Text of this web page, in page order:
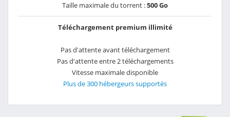
Taille maximale du torrent :500 Go
Téléchargement premium illimité
Pas d'attente avant téléchargement
Pas d'attente entre 2 téléchargements
Vitesse maximale disponible
Plus de 300 hébergeurs supportés